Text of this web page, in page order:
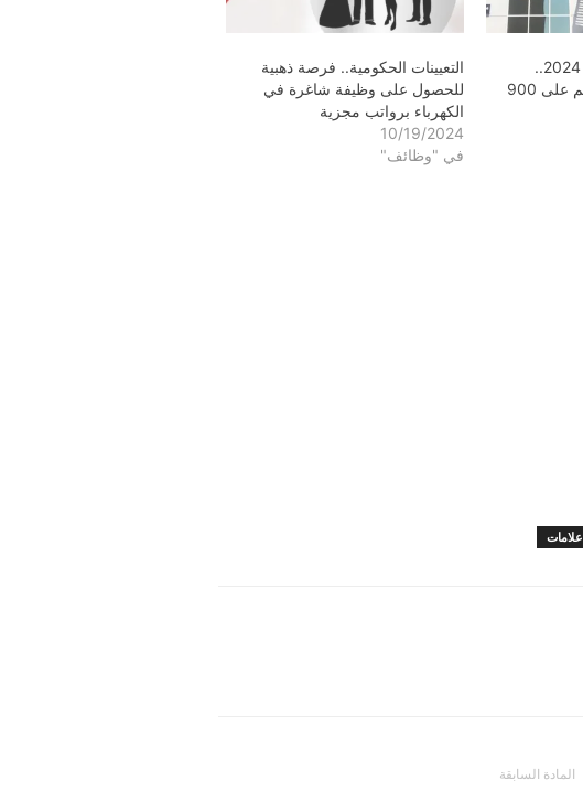
وظائف البريد المصري 2024..
شروط وخطوات التقديم على 900
التعيينات الحكومية.. فرصة ذهبية
للحصول على وظيفة شاغرة في
الكهرباء برواتب مجزية
10/19/2024
في "وظائف"
علامات
المادة السابقة